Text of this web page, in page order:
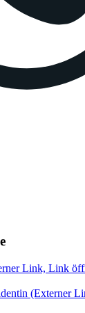
Link, Link
(Externer